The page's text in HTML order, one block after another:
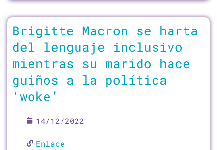
Brigitte Macron se harta
del lenguaje inclusivo
mientras su marido hace
guiños a la política
‘woke’
14/12/2022
Enlace